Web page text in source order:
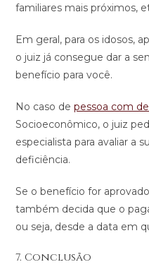
familiares mais próximos,
Em geral, para os idosos,
o juiz já consegue dar a
benefício para você.
No caso depessoa com
Socioeconômico, o juiz
especialista para avaliar a
deficiência.
Se o benefício for
também decida que o
ou seja, desde a data em
7. Conclusão